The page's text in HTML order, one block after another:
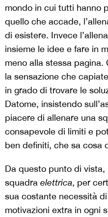
mondo in cui tutti hanno
quello che accade,
di esistere. Invece
insieme le idee e fare in
meno alla stessa pagina.
la sensazione che
in grado di trovare le
Datome, insistendo
piacere di allenare una
consapevole di limiti e
ben definiti, che sa cosa
Da questo punto di vista,
squadra elettrica, per
sua costante necessità
motivazioni extra in ogni